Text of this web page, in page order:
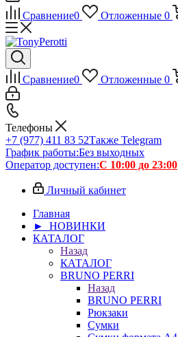
Сравнение0 Отложенные 0
Сравнение0 Отложенные 0
Телефоны
+7 (977) 411 83 52Также Telegram
График работы:Без выходных
Оператор доступен:С 10:00 до 23:00
Личный кабинет
Главная
► НОВИНКИ
КАТАЛОГ
Назад
КАТАЛОГ
BRUNO PERRI
Назад
BRUNO PERRI
Рюкзаки
Сумки